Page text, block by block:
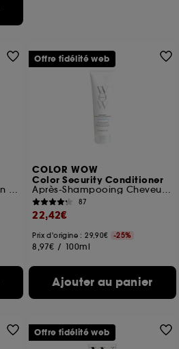
Shampooing Dream Clean Ultime
COLOR WOW
Color Security Conditioner
Après-Shampooing Cheveux Fins à Normaux
87
22,42€
Prix d'origine : 29,90€ -25%
8,97€ / 100ml
Ajouter au panier
Offre fidélité web
Offre fidélité web